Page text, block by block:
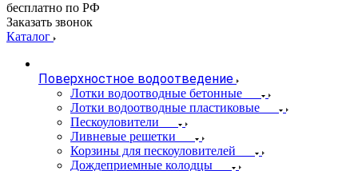
бесплатно по РФ
Заказать звонок
Каталог
Поверхностное водоотведение
Лотки водоотводные бетонные
Лотки водоотводные пластиковые
Пескоуловители
Ливневые решетки
Корзины для пескоуловителей
Дождеприемные колодцы